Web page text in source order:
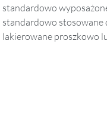
standardowo
standardowo stosowane
lakierowane proszkowo